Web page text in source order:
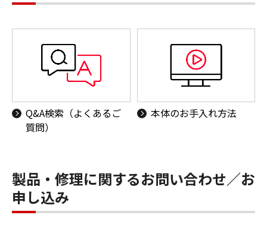
Q&A検索（よくあるご
質問）
本体のお手入れ方法
製品・修理に関するお問い合わせ／お
申し込み